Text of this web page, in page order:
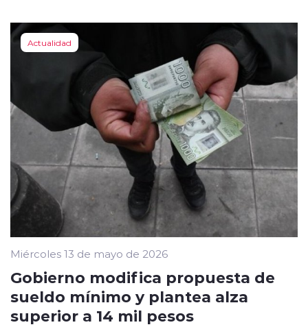
Actualidad
Miércoles 13 de mayo de 2026
Gobierno modifica propuesta de
sueldo mínimo y plantea alza
superior a 14 mil pesos